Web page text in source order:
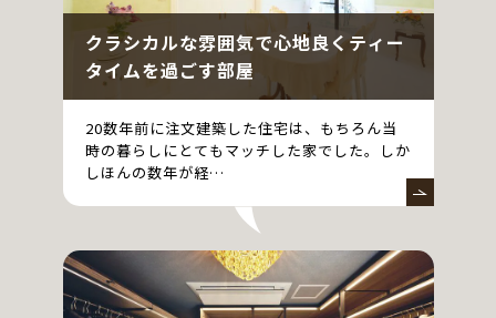
クラシカルな雰囲気で心地良くティー
タイムを過ごす部屋
20数年前に注文建築した住宅は、もちろん当
時の暮らしにとてもマッチした家でした。しか
しほんの数年が経…